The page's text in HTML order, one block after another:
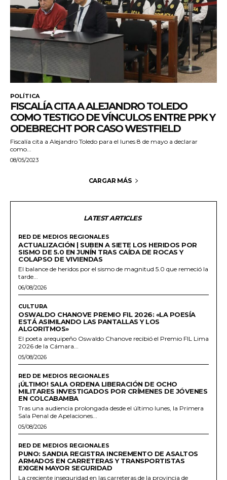
POLÍTICA
FISCALÍA CITA A ALEJANDRO TOLEDO
COMO TESTIGO DE VÍNCULOS ENTRE PPK Y
ODEBRECHT POR CASO WESTFIELD
Fiscalía cita a Alejandro Toledo para el lunes 8 de mayo a declarar
como...
08/05/2023
CARGAR MÁS
LATEST ARTICLES
RED DE MEDIOS REGIONALES
ACTUALIZACIÓN | SUBEN A SIETE LOS HERIDOS POR
SISMO DE 5.0 EN JUNÍN TRAS CAÍDA DE ROCAS Y
COLAPSO DE VIVIENDAS
El balance de heridos por el sismo de magnitud 5.0 que remeció la
tarde...
06/08/2026
CULTURA
OSWALDO CHANOVE PREMIO FIL 2026: «LA POESÍA
ESTÁ ASIMILANDO LAS PANTALLAS Y LOS
ALGORITMOS»
El poeta arequipeño Oswaldo Chanove recibió el Premio FIL Lima
2026 de la Cámara...
05/08/2026
RED DE MEDIOS REGIONALES
¡ÚLTIMO! SALA ORDENA LIBERACIÓN DE OCHO
MILITARES INVESTIGADOS POR CRÍMENES DE JÓVENES
EN COLCABAMBA
Tras una audiencia prolongada desde el último lunes, la Primera
Sala Penal de Apelaciones...
05/08/2026
RED DE MEDIOS REGIONALES
PUNO: SANDIA REGISTRA INCREMENTO DE ASALTOS
ARMADOS EN CARRETERAS Y TRANSPORTISTAS
EXIGEN MAYOR SEGURIDAD
La creciente inseguridad en las carreteras de la provincia de